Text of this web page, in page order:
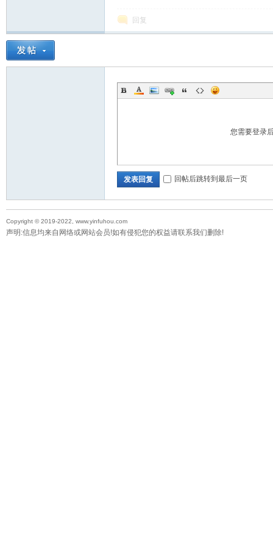
教
回复
您需要登录
发表回复 回帖后跳转到最后一页
Copyright © 2019-2022, www.yinfuhou.com
声明:信息均来自网络或网站会员!如有侵犯您的权益请联系我们删除!